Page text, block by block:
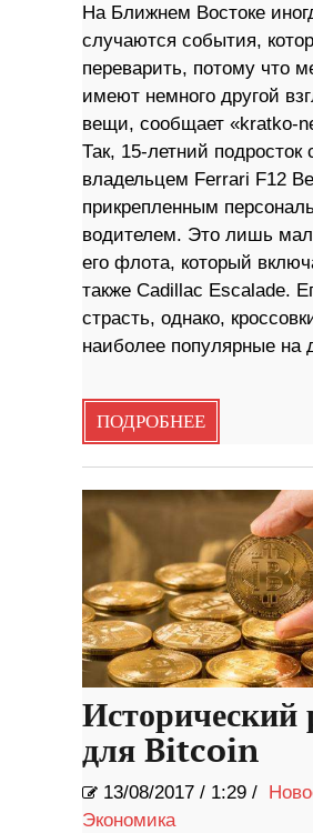
На Ближнем Востоке
случаются события,
переварить, потому что
имеют немного другой
вещи, сообщает «kratko-
Так, 15-летний подросток
владельцем Ferrari F12
прикрепленным
водителем. Это лишь
его флота, который
также Cadillac Escalade.
страсть, однако,
наиболее популярные на
ПОДРОБНЕЕ
Исторический
для Bitcoin
13/08/2017 / 1:29 /
Экономика